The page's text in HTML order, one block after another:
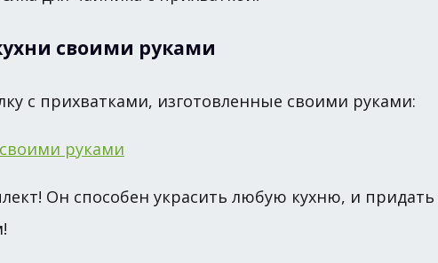
своими руками
с прихватками, изготовленные своими руками:
Он способен украсить любую кухню, и